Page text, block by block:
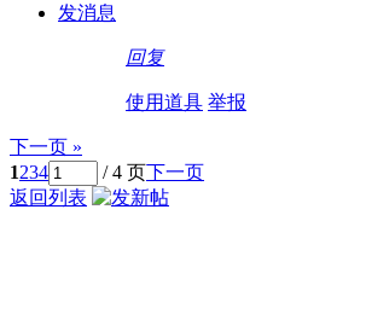
发消息
回复
使用道具 举报
下一页 »
1234 / 4 页下一页
返回列表